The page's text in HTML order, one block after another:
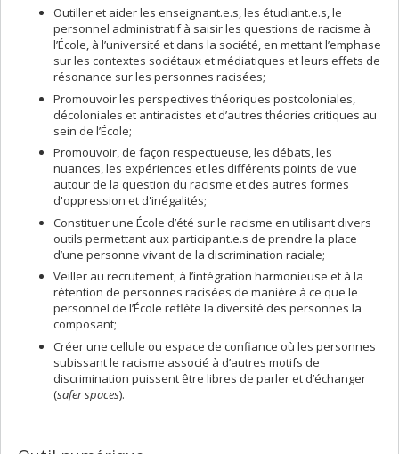
Outiller et aider les enseignant.e.s, les étudiant.e.s, le
personnel administratif à saisir les questions de racisme à
l’École, à l’université et dans la société, en mettant l’emphase
sur les contextes sociétaux et médiatiques et leurs effets de
résonance sur les personnes racisées;
Promouvoir les perspectives théoriques postcoloniales,
décoloniales et antiracistes et d’autres théories critiques au
sein de l’École;
Promouvoir, de façon respectueuse, les débats, les
nuances, les expériences et les différents points de vue
autour de la question du racisme et des autres formes
d'oppression et d'inégalités;
Constituer une École d’été sur le racisme en utilisant divers
outils permettant aux participant.e.s de prendre la place
d’une personne vivant de la discrimination raciale;
Veiller au recrutement, à l’intégration harmonieuse et à la
rétention de personnes racisées de manière à ce que le
personnel de l’École reflète la diversité des personnes la
composant;
Créer une cellule ou espace de confiance où les personnes
subissant le racisme associé à d’autres motifs de
discrimination puissent être libres de parler et d’échanger
(safer spaces).